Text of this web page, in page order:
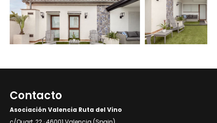
Contacto
Asociación Valencia Ruta del Vino